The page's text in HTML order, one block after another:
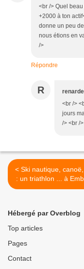
<br /> Quel
+2000 à ton
donne un peu
nous étions en
/>
Répondre
R
<br />
jours
/> <br /
< Ski nautique, canoë, VTT
: un triathlon ... à
(Part 1)
Hébergé par Overblog
Top articles
Pages
Contact